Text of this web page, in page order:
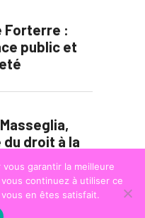
garantir la meilleure
continuez à utiliser ce
en êtes satisfait.